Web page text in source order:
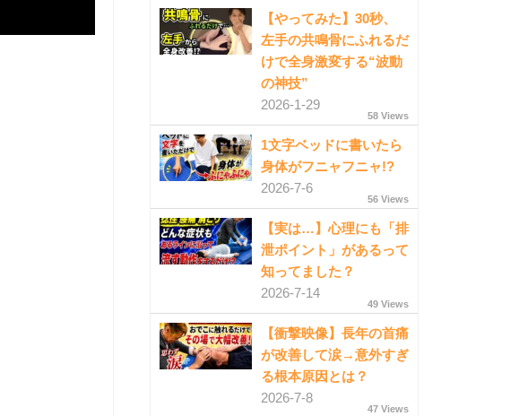
【やってみた】30秒、
左手の共鳴骨にふれるだ
けで全身激変する“波動
の神技”
2026-1-29
58 Views
1文字ベッドに書いたら
身体がフニャフニャ!?
2026-7-6
56 Views
【実は…】心理にも「排
泄ポイント」があるって
知ってました？
2026-7-14
49 Views
【衝撃映像】長年の首痛
が改善して涙→意外すぎ
る根本原因とは？
2026-7-8
47 Views